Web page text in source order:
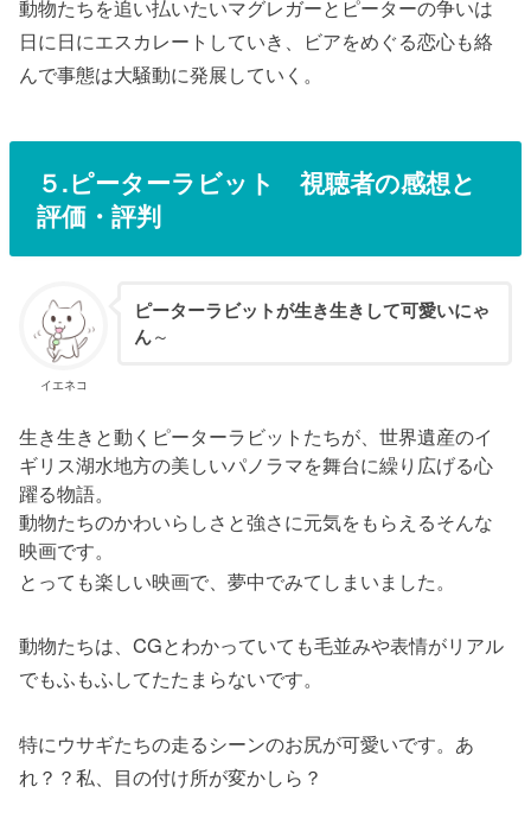
動物たちを追い払いたいマグレガーとピーターの争いは
日に日にエスカレートしていき、ビアをめぐる恋心も絡
んで事態は大騒動に発展していく。
５.ピーターラビット
視聴者の感想と
評価・評判
イエネコ
ピーターラビットが生き生きして可愛いにゃ
ん～
生き生きと動くピーターラビットたちが、世界遺産のイ
ギリス湖水地方の美しいパノラマを舞台に繰り広げる心
躍る物語。
動物たちのかわいらしさと強さに元気をもらえるそんな
映画です。
とっても楽しい映画で、夢中でみてしまいました。
動物たちは、CGとわかっていても毛並みや表情がリアル
でもふもふしてたたまらないです。
特にウサギたちの走るシーンのお尻が可愛いです。あ
れ？？私、目の付け所が変かしら？